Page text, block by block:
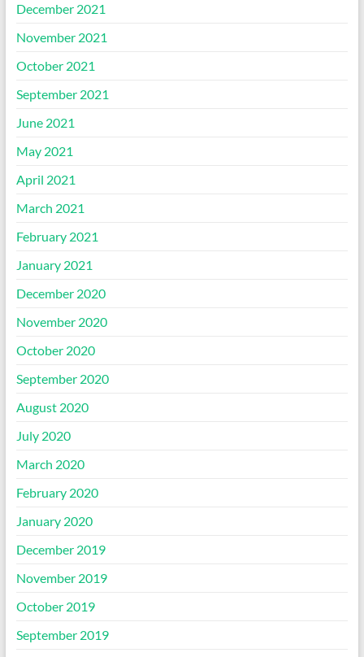
December 2021
November 2021
October 2021
September 2021
June 2021
May 2021
April 2021
March 2021
February 2021
January 2021
December 2020
November 2020
October 2020
September 2020
August 2020
July 2020
March 2020
February 2020
January 2020
December 2019
November 2019
October 2019
September 2019